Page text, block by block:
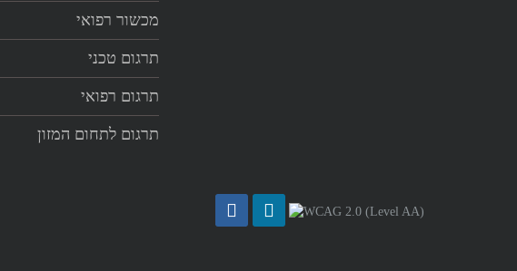
מכשור רפואי
תרגום טכני
תרגום רפואי
תרגום לתחום המזון